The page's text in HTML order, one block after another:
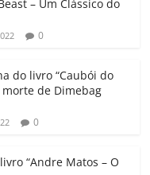
e
Cl
a
ss
ro
o
Li
k h
ar
– Um Clássico do
0
do livro “Caubói do
de Dimebag
0
“Andre Matos – O